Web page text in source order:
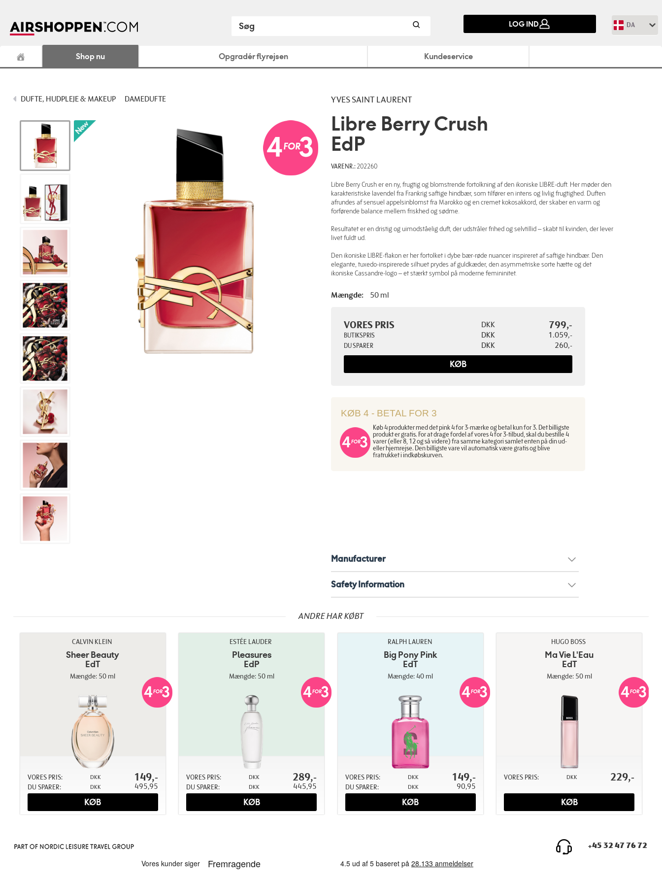
LOG IND DA
Shop nu Opgradér flyrejsen Kundeservice
DUFTE, HUDPLEJE & MAKEUP DAMEDUFTE YVES SAINT LAURENT
Libre Berry Crush
EdP
VARENR.: 202260
Libre Berry Crush er en ny, frugtig og blomstrende fortolkning af den ikoniske LIBRE-duft. Her møder den
karakteristiske lavendel fra Frankrig saftige hindbær, som tilfører en intens og livlig frugtighed. Duften
afrundes af sensuel appelsinblomst fra Marokko og en cremet kokosakkord, der skaber en varm og
forførende balance mellem friskhed og sødme.
Resultatet er en dristig og uimodståelig duft, der udstråler frihed og selvtillid – skabt til kvinden, der lever
livet fuldt ud.
Den ikoniske LIBRE-flakon er her fortolket i dybe bær-røde nuancer inspireret af saftige hindbær. Den
elegante, tuxedo-inspirerede silhuet prydes af guldkæder, den asymmetriske sorte hætte og det
ikoniske Cassandre-logo – et stærkt symbol på moderne femininitet.
Mængde: 50 ml
VORES PRIS DKK 799,-
BUTIKSPRIS DKK 1.059,-
DU SPARER DKK 260,-
KØB
KØB 4 - BETAL FOR 3
Køb 4 produkter med det pink 4 for 3-mærke og betal kun for 3. Det billigste
produkt er gratis. For at drage fordel af vores 4 for 3-tilbud, skal du bestille 4
varer (eller 8, 12 og så videre) fra samme kategori samlet enten på din ud-
eller hjemrejse. Den billigste vare vil automatisk være gratis og blive
fratrukket i indkøbskurven.
Manufacturer
Safety Information
ANDRE HAR KØBT
CALVIN KLEIN
Sheer Beauty
EdT
Mængde: 50 ml
VORES PRIS: DKK 149,-
DU SPARER: DKK 495,95
KØB
ESTÉE LAUDER
Pleasures
EdP
Mængde: 50 ml
VORES PRIS: DKK 289,-
DU SPARER: DKK 445,95
KØB
RALPH LAUREN
Big Pony Pink
EdT
Mængde: 40 ml
VORES PRIS: DKK 149,-
DU SPARER: DKK 90,95
KØB
HUGO BOSS
Ma Vie L'Eau
EdT
Mængde: 50 ml
VORES PRIS: DKK 229,-
KØB
+45 32 47 76 72